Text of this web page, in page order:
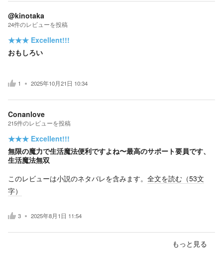
@kinotaka
24件のレビューを投稿
★★★ Excellent!!!
おもしろい
1 2025年10月21日 10:34
Conanlove
215件のレビューを投稿
★★★ Excellent!!!
無限の魔力で生活魔法便利ですよね〜最高のサポート要員です、
生活魔法無双
このレビューは小説のネタバレを含みます。 全文を読む（53文
字）
3 2025年8月1日 11:54
もっと見る